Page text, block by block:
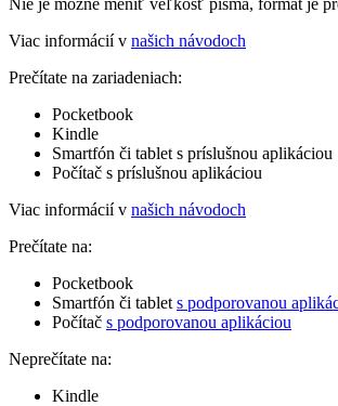
Nie je možné meniť veľkosť písma, formát je
Viac informácií v našich návodoch
Prečítate na zariadeniach:
Pocketbook
Kindle
Smartfón či tablet s príslušnou aplikáciou
Počítač s príslušnou aplikáciou
Viac informácií v našich návodoch
Prečítate na:
Pocketbook
Smartfón či tablet s podporovanou
Počítač s podporovanou aplikáciou
Neprečítate na:
Kindle